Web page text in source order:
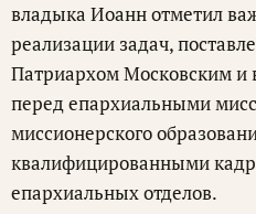
владыка Иоанн отметил
реализации задач,
Патриархом Московским и
перед епархиальными
миссионерского
квалифицированными
епархиальных отделов.